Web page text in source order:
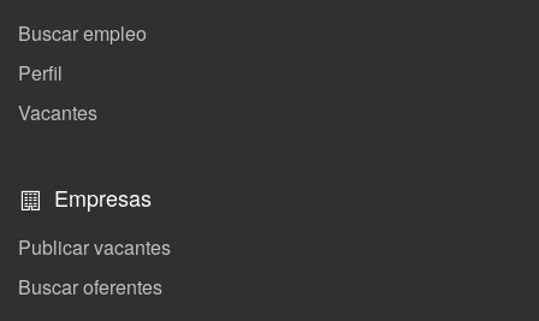
Buscar empleo
Perfil
Vacantes
Empresas
Publicar vacantes
Buscar oferentes